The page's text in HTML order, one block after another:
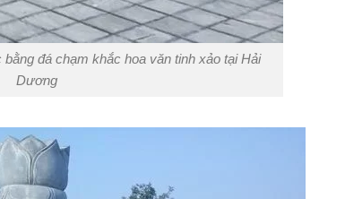
đá chạm khắc hoa văn tinh xảo tại Hải
Dương